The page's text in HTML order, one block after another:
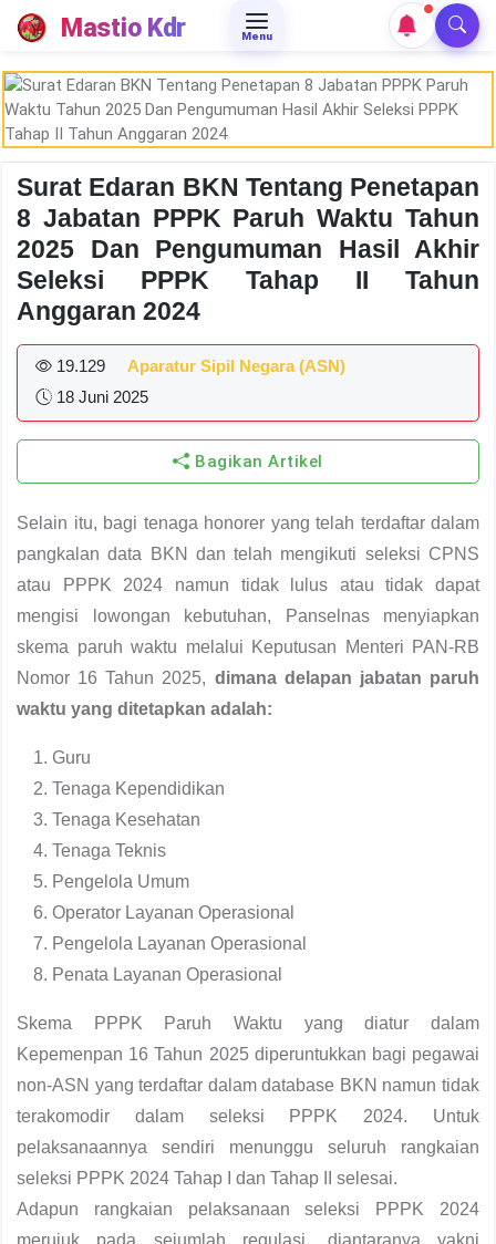
Mastio Kdr Menu
Surat Edaran BKN Tentang Penetapan
8 Jabatan PPPK Paruh Waktu Tahun
2025 Dan Pengumuman Hasil Akhir
Seleksi PPPK Tahap II Tahun
Anggaran 2024
19.129
Aparatur Sipil Negara (ASN)
18 Juni 2025
Bagikan Artikel
Selain itu, bagi tenaga honorer yang telah terdaftar dalam
pangkalan data BKN dan telah mengikuti seleksi CPNS
atau PPPK 2024 namun tidak lulus atau tidak dapat
mengisi lowongan kebutuhan, Panselnas menyiapkan
skema paruh waktu melalui Keputusan Menteri PAN-RB
Nomor 16 Tahun 2025, dimana delapan jabatan paruh
waktu yang ditetapkan adalah:
Guru
Tenaga Kependidikan
Tenaga Kesehatan
Tenaga Teknis
Pengelola Umum
Operator Layanan Operasional
Pengelola Layanan Operasional
Penata Layanan Operasional
Skema PPPK Paruh Waktu yang diatur dalam
Kepemenpan 16 Tahun 2025 diperuntukkan bagi pegawai
non-ASN yang terdaftar dalam database BKN namun tidak
terakomodir dalam seleksi PPPK 2024. Untuk
pelaksanaannya sendiri menunggu seluruh rangkaian
seleksi PPPK 2024 Tahap I dan Tahap II selesai.
Adapun rangkaian pelaksanaan seleksi PPPK 2024
merujuk pada sejumlah regulasi, diantaranya yakni